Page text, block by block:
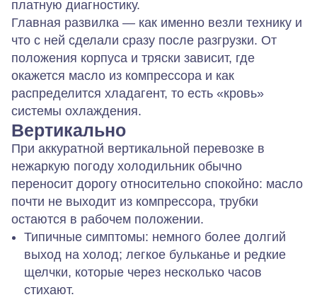
платную диагностику.
Главная развилка — как именно везли технику и
что с ней сделали сразу после разгрузки. От
положения корпуса и тряски зависит, где
окажется масло из компрессора и как
распределится хладагент, то есть «кровь»
системы охлаждения.
Вертикально
При аккуратной вертикальной перевозке в
нежаркую погоду холодильник обычно
переносит дорогу относительно спокойно: масло
почти не выходит из компрессора, трубки
остаются в рабочем положении.
Типичные симптомы: немного более долгий
выход на холод; легкое бульканье и редкие
щелчки, которые через несколько часов
стихают.